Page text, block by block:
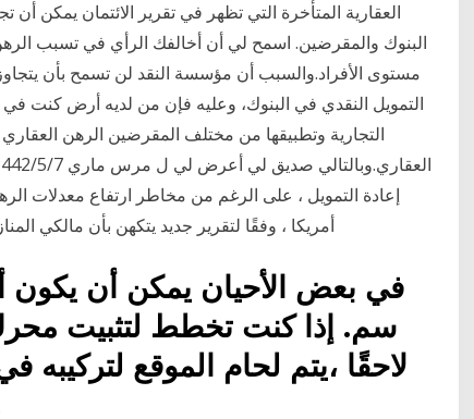
العقارية المتأخرة التي تظهر في تقرير الائتمان يمكن
البنوك والمقرضين. اسمح لي أن أخالفك الرأي في تسبب
التمويل النقدي في البنوك، وعليه فإن من لديه أرض كنت في
التجارية وتطبيقها من مختلف المقرضين الرهن
إعادة التمويل ، على الرغم من مخاطر ارتفاع معدلات
أمريكا ، وفقًا لتقرير جديد يتكهن بأن مالكي
سم. إذا كنت تخطط لتثبيت
لاحقًا ،يتم لحام الموقع